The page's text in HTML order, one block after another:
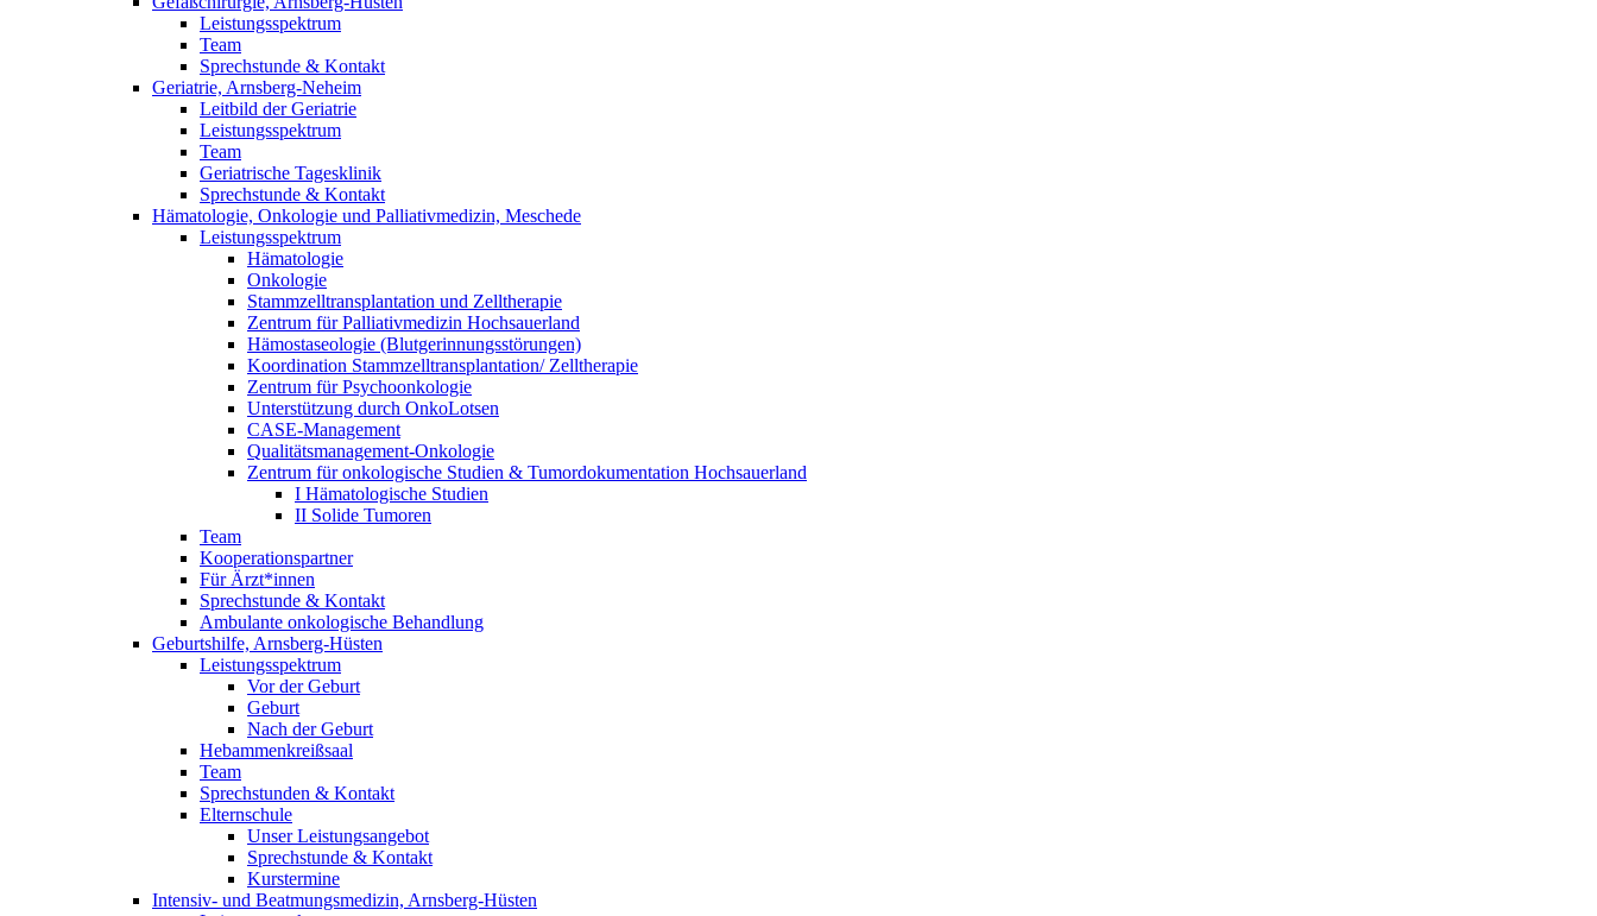
Leistungsspektrum
Team
Sprechstunde & Kontakt
Geriatrie, Arnsberg-Neheim
Leitbild der Geriatrie
Leistungsspektrum
Team
Geriatrische Tagesklinik
Sprechstunde & Kontakt
Hämatologie, Onkologie und Palliativmedizin, Meschede
Leistungsspektrum
Hämatologie
Onkologie
Stammzelltransplantation und Zelltherapie
Zentrum für Palliativmedizin Hochsauerland
Hämostaseologie (Blutgerinnungsstörungen)
Koordination Stammzelltransplantation/ Zelltherapie
Zentrum für Psychoonkologie
Unterstützung durch OnkoLotsen
CASE-Management
Qualitätsmanagement-Onkologie
Zentrum für onkologische Studien & Tumordokumentation Hochsauerland
I Hämatologische Studien
II Solide Tumoren
Team
Kooperationspartner
Für Ärzt*innen
Sprechstunde & Kontakt
Ambulante onkologische Behandlung
Geburtshilfe, Arnsberg-Hüsten
Leistungsspektrum
Vor der Geburt
Geburt
Nach der Geburt
Hebammenkreißsaal
Team
Sprechstunden & Kontakt
Elternschule
Unser Leistungsangebot
Sprechstunde & Kontakt
Kurstermine
Intensiv- und Beatmungsmedizin, Arnsberg-Hüsten